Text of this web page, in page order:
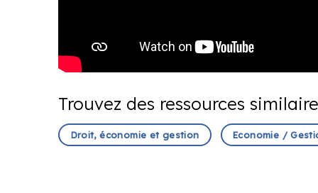
Trouvez des ressources
Droit, économie et gestion Economie /